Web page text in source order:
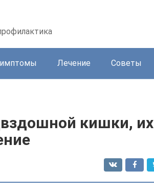
Лечение Советы
кишки, их